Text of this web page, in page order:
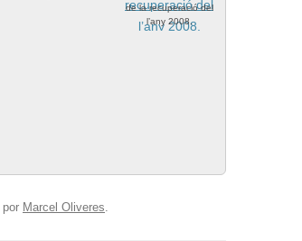
de la recuperació del
l’any 2008.
por Marcel Oliveres.